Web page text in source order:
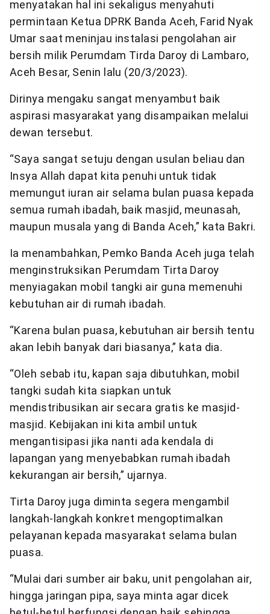
menyatakan hal ini sekaligus menyahuti
permintaan Ketua DPRK Banda Aceh, Farid Nyak
Umar saat meninjau instalasi pengolahan air
bersih milik Perumdam Tirda Daroy di Lambaro,
Aceh Besar, Senin lalu (20/3/2023).
Dirinya mengaku sangat menyambut baik
aspirasi masyarakat yang disampaikan melalui
dewan tersebut.
“Saya sangat setuju dengan usulan beliau dan
Insya Allah dapat kita penuhi untuk tidak
memungut iuran air selama bulan puasa kepada
semua rumah ibadah, baik masjid, meunasah,
maupun musala yang di Banda Aceh,” kata Bakri.
Ia menambahkan, Pemko Banda Aceh juga telah
menginstruksikan Perumdam Tirta Daroy
menyiagakan mobil tangki air guna memenuhi
kebutuhan air di rumah ibadah.
“Karena bulan puasa, kebutuhan air bersih tentu
akan lebih banyak dari biasanya,” kata dia.
“Oleh sebab itu, kapan saja dibutuhkan, mobil
tangki sudah kita siapkan untuk
mendistribusikan air secara gratis ke masjid-
masjid. Kebijakan ini kita ambil untuk
mengantisipasi jika nanti ada kendala di
lapangan yang menyebabkan rumah ibadah
kekurangan air bersih,” ujarnya.
Tirta Daroy juga diminta segera mengambil
langkah-langkah konkret mengoptimalkan
pelayanan kepada masyarakat selama bulan
puasa.
“Mulai dari sumber air baku, unit pengolahan air,
hingga jaringan pipa, saya minta agar dicek